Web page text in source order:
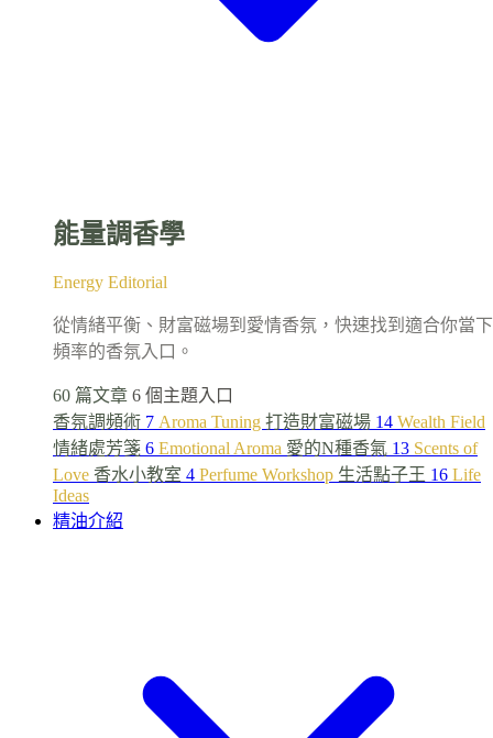
能量調香學
Energy Editorial
從情緒平衡、財富磁場到愛情香氛，快速找到適合你當下
頻率的香氛入口。
60 篇文章 6 個主題入口
香氛調頻術 7 Aroma Tuning 打造財富磁場 14 Wealth Field
情緒處芳箋 6 Emotional Aroma 愛的N種香氣 13 Scents of
Love 香水小教室 4 Perfume Workshop 生活點子王 16 Life
Ideas
精油介紹